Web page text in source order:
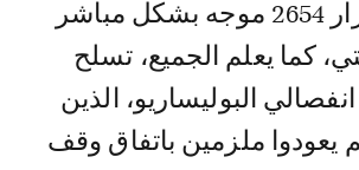
1991، فإن القرار 2654 موجه بشكل مباشر
كما يعلم الجميع، تسلح
البوليساريو، الذين
يعودوا ملزمين باتفاق وقف